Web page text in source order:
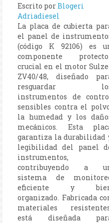
Escrito porBlogeri
Adriadiesel
La placa de cubierta
el panel de
(código K 92106) es
componente
crucial en el motor
ZV40/48, diseñado
resguardar
instrumentos de
sensibles contra el
la humedad y los
mecánicos. Esta
garantiza la durabilidad
legibilidad del panel
instrumentos,
contribuyendo a
sistema de
eficiente y
organizado. Fabricada
materiales
está diseñada